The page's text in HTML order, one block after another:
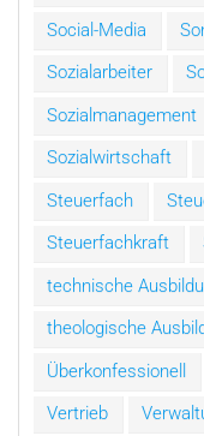
Social-Media
Sozialarbeiter
Sozialmanagement
Sozialwirtschaft
Steuerfach
Steuerfachkraft
technische
theologische
Überkonfessionell
Vertrieb